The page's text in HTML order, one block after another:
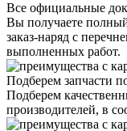
Все официальные
Вы получаете
заказ-наряд с
выполненных работ.
Подберем запчасти
Подберем
производителей, в